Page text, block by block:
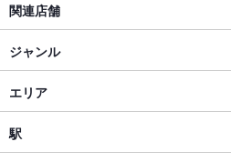
関連店舗
なごみだいにんぐ 飛梅 本店
なごみだいにんぐ飛梅 クリスロード店
かき小屋 飛梅 仙台駅前店
ジャンル
居酒屋
海鮮
エリア
仙台駅
駅